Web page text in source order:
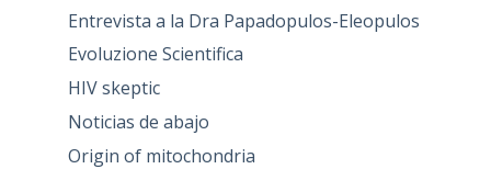
Entrevista a la Dra Papadopulos-Eleopulos
Evoluzione Scientifica
HIV skeptic
Noticias de abajo
Origin of mitochondria